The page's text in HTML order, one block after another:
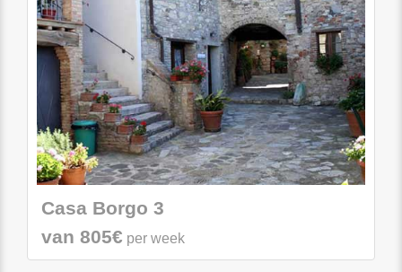
Casa Borgo 3
van 805€ per week